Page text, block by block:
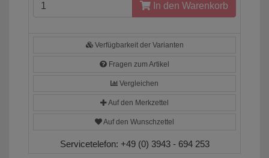
In den Warenkorb
Verfügbarkeit der Varianten
Fragen zum Artikel
Vergleichen
Auf den Merkzettel
Auf den Wunschzettel
Servicetelefon: +49 (0) 3943 - 694 253